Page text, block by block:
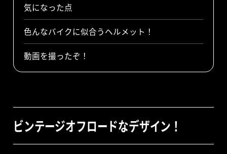
気になった点
色んなバイクに似合うヘルメット！
動画を撮ったぞ！
ビンテージオフロードなデザイン！